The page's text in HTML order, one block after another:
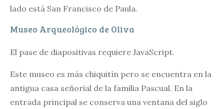
lado está San Francisco de Paula.
Museo Arqueológico de Oliva
El pase de diapositivas requiere JavaScript.
Este museo es más chiquitín pero se encuentra en la
antigua casa señorial de la familia Pascual. En la
entrada principal se conserva una ventana del siglo